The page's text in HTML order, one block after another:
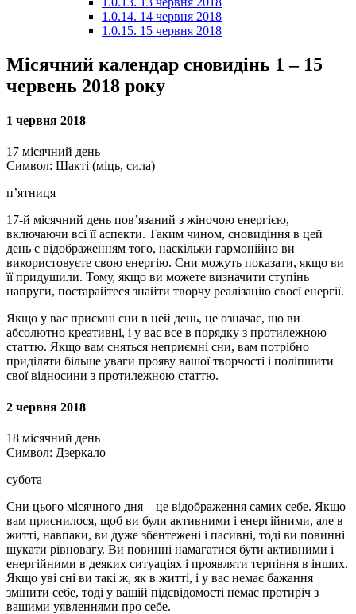
1.0.14. 14 червня 2018
1.0.15. 15 червня 2018
Місячний календар сновидінь 1 – 15
червень 2018 року
1 червня 2018
17 місячний день
Символ: Шакті (міць, сила)
п’ятниця
17-й місячний день пов’язаний з жіночою енергією,
включаючи всі її аспекти. Таким чином, сновидіння в цей
день є відображенням того, наскільки гармонійно ви
використовуєте свою енергію. Сни можуть показати, якщо ви
її придушили. Тому, якщо ви можете визначити ступінь
напруги, постарайтеся знайти творчу реалізацію своєї енергії.
Якщо у вас приємні сни в цей день, це означає, що ви
абсолютно креативні, і у вас все в порядку з протилежною
статтю. Якщо вам сняться неприємні сни, вам потрібно
приділяти більше уваги прояву вашої творчості і поліпшити
свої відносини з протилежною статтю.
2 червня 2018
18 місячний день
Символ: Дзеркало
субота
Сни цього місячного дня – це відображення самих себе. Якщо
вам приснилося, щоб ви були активними і енергійними, але в
житті, навпаки, ви дуже збентежені і пасивні, тоді ви повинні
шукати рівновагу. Ви повинні намагатися бути активними і
енергійними в деяких ситуаціях і проявляти терпіння в інших.
Якщо уві сні ви такі ж, як в житті, і у вас немає бажання
змінити себе, тоді у вашій підсвідомості немає протиріч з
вашими уявленнями про себе.